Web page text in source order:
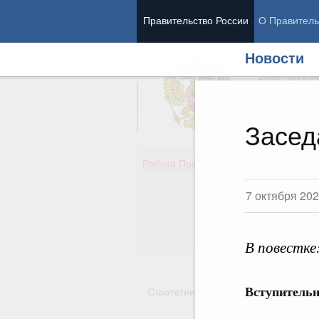
Правительство России О
Новости
7 октября
В
Вице-
Работа Правительства
Стратегии Государственные